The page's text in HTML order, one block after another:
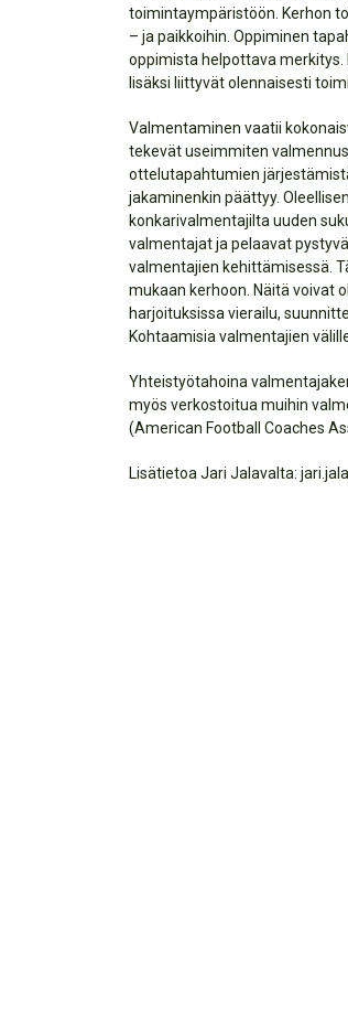
toimintaympäristöön. Kerhon
– ja paikkoihin. Oppiminen
oppimista helpottava
lisäksi liittyvät olennaisesti
Valmentaminen vaatii
tekevät useimmiten
ottelutapahtumien
jakaminenkin päättyy.
konkarivalmentajilta uuden
valmentajat ja pelaavat
valmentajien kehittämisessä.
mukaan kerhoon. Näitä voivat
harjoituksissa vierailu,
Kohtaamisia valmentajien
Yhteistyötahoina
myös verkostoitua muihin
(American Football Coaches
Lisätietoa Jari Jalavalta: